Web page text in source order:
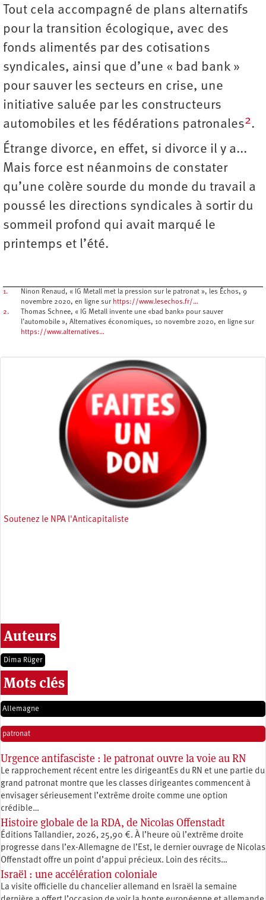
Tout cela accompagné de plans alternatifs
pour la transition écologique, avec des
fonds alimentés par des cotisations
syndicales, ainsi que d’une « bad bank »
pour sauver les secteurs en crise, une
initiative saluée par les constructeurs
automobiles et les fédérations patronales2.
Étrange divorce, en effet, si divorce il y a...
Mais force est néanmoins de constater
qu’une colère sourde du monde du travail a
poussé les directions syndicales à sortir du
sommeil profond qui avait marqué le
printemps et l’été.
1.
Ninon Renaud, « IG Metall met la pression sur le patronat », les Échos, 9
novembre 2020, en ligne sur https://www.lesechos.fr/…
2.
Thomas Schnee, « IG Metall invente une «bad bank» pour sauver
l’automobile », Alternatives économiques, 10 novembre 2020, en ligne sur
https://www.alternatives…
Soutenez le NPA l'Anticapitaliste
Auteurs
Dima Rüger
Mots clés
Allemagne
patronat
Urgence antifasciste : le patronat ouvre la voie au RN
Le rapprochement récent entre les dirigeantEs du RN et une partie du
grand patronat montre que les classes dirigeantes commencent à
envisager sérieusement l’extrême droite comme une option
crédible…
Histoire globale de la RDA, de Nicolas Offenstadt
Éditions Tallandier, 2026, 25,90 €. À l’heure où l’extrême droite
progresse dans l’ex-Allemagne de l’Est, le dernier ouvrage de Nicolas
Offenstadt offre un point d’appui précieux. Loin des récits…
Israël : une accélération coloniale
La visite officielle du chancelier allemand en Israël la semaine